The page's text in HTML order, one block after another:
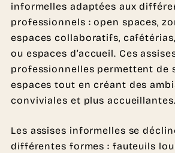
informelles adaptées aux
professionnels : open spaces,
espaces collaboratifs,
ou espaces d’accueil. Ces
professionnelles permettent de
espaces tout en créant des
conviviales et plus accueillantes.
Les assises informelles se
différentes formes : fauteuils